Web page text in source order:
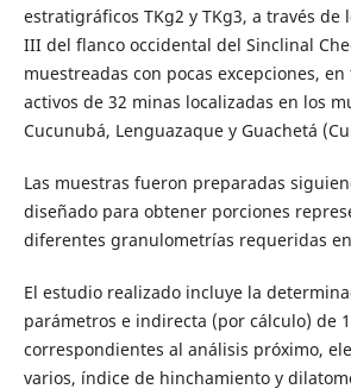
estratigráficos TKg2 y TKg3, a través de
III del flanco occidental del Sinclinal
muestreadas con pocas excepciones,
activos de 32 minas localizadas en los
Cucunubá, Lenguazaque y Guachetá
Las muestras fueron preparadas
diseñado para obtener porciones
diferentes granulometrías requeridas
El estudio realizado incluye la
parámetros e indirecta (por cálculo) de
correspondientes al análisis próximo,
varios, índice de hinchamiento y